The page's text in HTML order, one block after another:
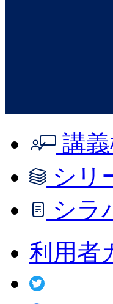
講
シリ
シラ
利用者